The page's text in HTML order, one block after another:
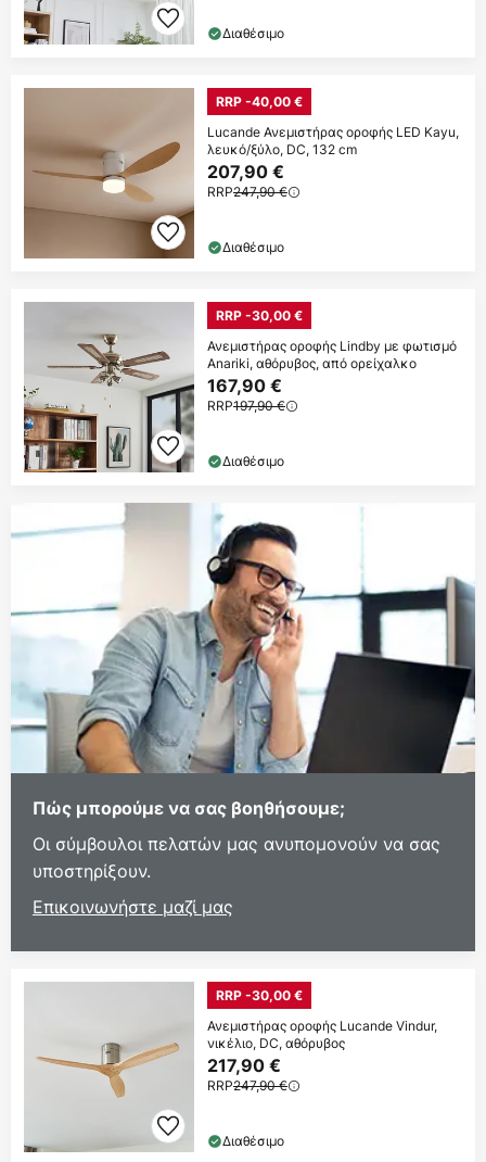
Διαθέσιμο
RRP -40,00 €
Lucande Ανεμιστήρας οροφής LED Kayu,
λευκό/ξύλο, DC, 132 cm
207,90 €
RRP247,90 €
Διαθέσιμο
RRP -30,00 €
Ανεμιστήρας οροφής Lindby με φωτισμό
Anariki, αθόρυβος, από ορείχαλκο
167,90 €
RRP197,90 €
Διαθέσιμο
Πώς μπορούμε να σας βοηθήσουμε;
Οι σύμβουλοι πελατών μας ανυπομονούν να σας
υποστηρίξουν.
Επικοινωνήστε μαζί μας
RRP -30,00 €
Ανεμιστήρας οροφής Lucande Vindur,
νικέλιο, DC, αθόρυβος
217,90 €
RRP247,90 €
Διαθέσιμο